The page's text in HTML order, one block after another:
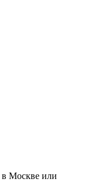
в Москве или